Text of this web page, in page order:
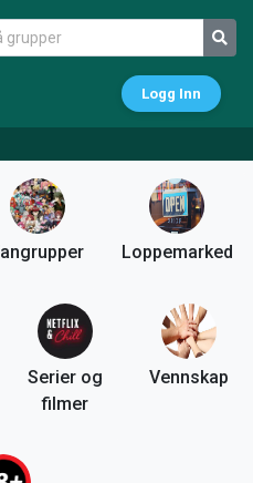
Logg Inn
Loppemarked
Serier og
filmer
Vennskap